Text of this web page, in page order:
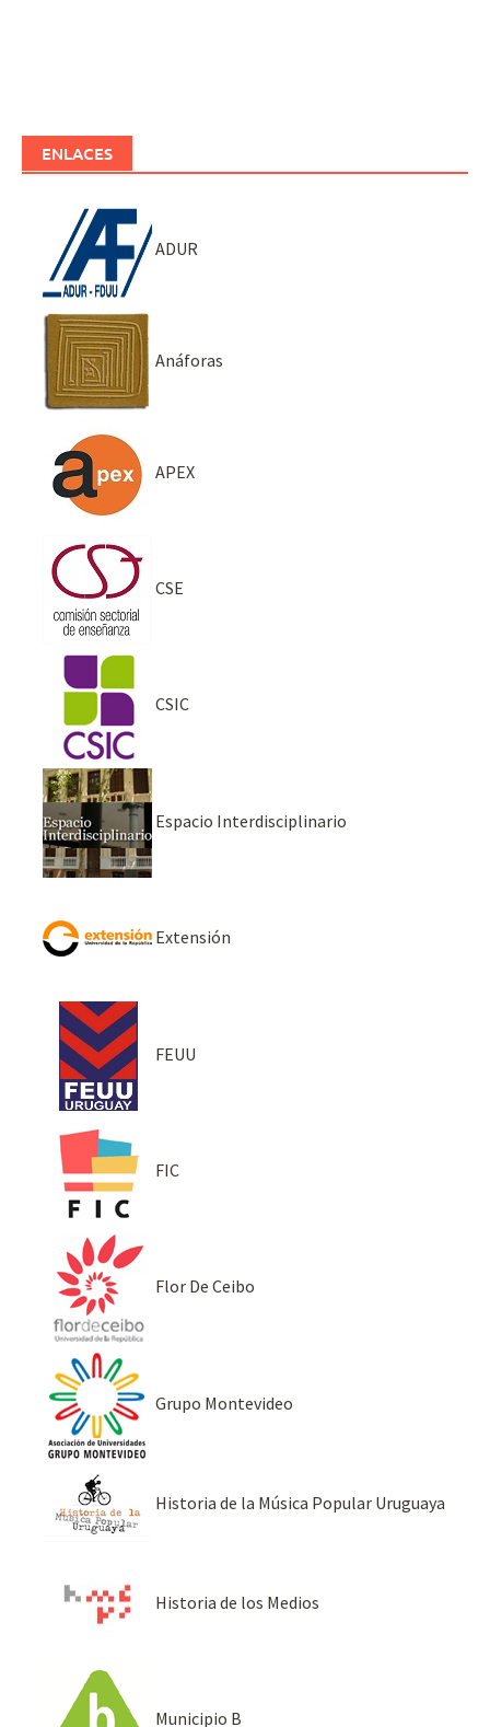
ENLACES
ADUR
Anáforas
APEX
CSE
CSIC
Espacio Interdisciplinario
Extensión
FEUU
FIC
Flor De Ceibo
Grupo Montevideo
Historia de la Música Popular Uruguaya
Historia de los Medios
Municipio B